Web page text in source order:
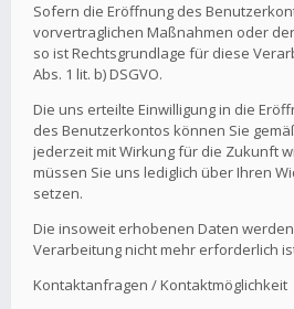
Sofern die Eröffnung des
vorvertraglichen Maßnahmen oder
so ist Rechtsgrundlage für diese
Abs. 1 lit. b) DSGVO.
Die uns erteilte Einwilligung in die
des Benutzerkontos können Sie
jederzeit mit Wirkung für die Zukunft
müssen Sie uns lediglich über Ihren
setzen.
Die insoweit erhobenen Daten
Verarbeitung nicht mehr erforderlich
Kontaktanfragen / Kontaktmöglichkeit